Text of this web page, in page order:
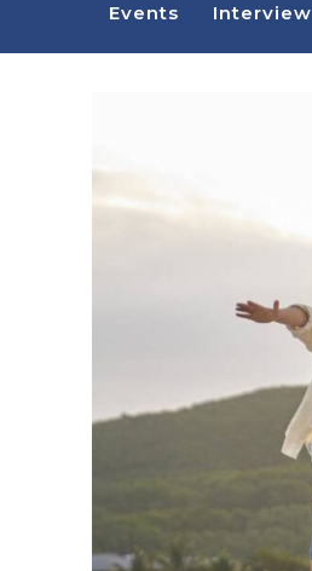
Events Interview